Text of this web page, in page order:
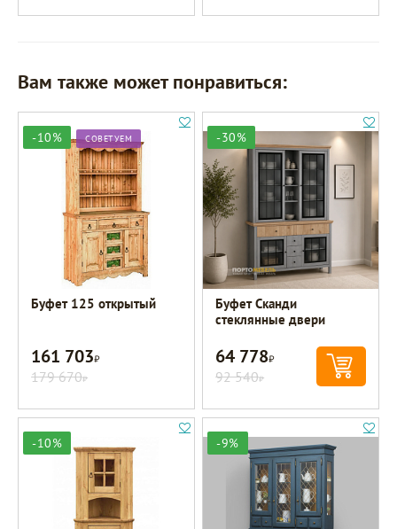
Вам также может понравиться:
-10% СОВЕТУЕМ
Буфет 125 открытый
161 703Р
179 670Р
-30%
Буфет Сканди
стеклянные двери
64 778Р
92 540Р
-10% -9%